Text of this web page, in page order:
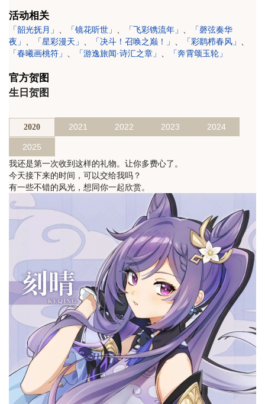
活动相关
「韶光抚月」 、 「镜花听世」 、 「飞彩镌流年」 、
「磬弦奏华
夜」 、 「星彩漫天」 、 「决斗！召唤之巅！」 、 「彩鹞栉春风」 、
「春曦画桃符」 、 「游逸旅闻·诗汇之章」 、 「奔霄颂玉轮」
官方贺图
生日贺图
2020 2021 2022 2023 2024
2025
我还是第一次收到这样的礼物。让你多费心了。
今天接下来的时间，可以交给我吗？
有一些不错的风光，想同你一起欣赏。